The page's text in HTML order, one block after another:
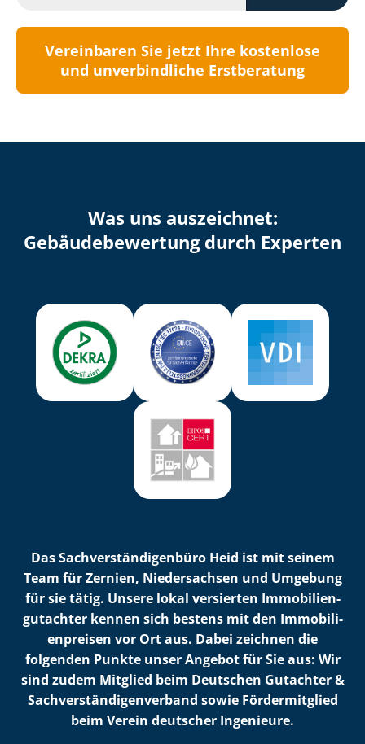
Vereinbaren Sie jetzt Ihre kostenlose
und unverbindliche Erstberatung
Was uns auszeichnet:
Ge­bäu­de­be­wer­tung durch Experten
Das Sach­ver­stän­di­gen­bü­ro Heid ist mit seinem
Team für Zernien, Niedersachsen und Umgebung
für sie tätig. Unsere lokal versierten Im­mo­bi­li­en­
gut­ach­ter kennen sich bestens mit den Im­mo­bi­li­
en­prei­sen vor Ort aus. Dabei zeichnen die
folgenden Punkte unser Angebot für Sie aus: Wir
sind zudem Mitglied beim Deutschen Gutachter &
Sach­ver­stän­di­gen­ver­band sowie Fördermitglied
beim Verein deutscher Ingenieure.